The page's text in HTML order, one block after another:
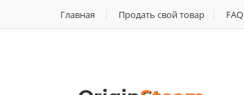
Главная Продать свой товар FAQ